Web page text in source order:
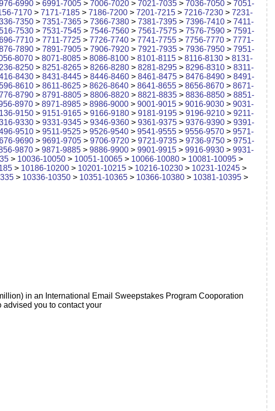
6990 > 6991-7005 > 7006-7020 > 7021-7035 > 7036-7050 > 7051-
7170 > 7171-7185 > 7186-7200 > 7201-7215 > 7216-7230 > 7231-
7350 > 7351-7365 > 7366-7380 > 7381-7395 > 7396-7410 > 7411-
7530 > 7531-7545 > 7546-7560 > 7561-7575 > 7576-7590 > 7591-
7710 > 7711-7725 > 7726-7740 > 7741-7755 > 7756-7770 > 7771-
7890 > 7891-7905 > 7906-7920 > 7921-7935 > 7936-7950 > 7951-
8070 > 8071-8085 > 8086-8100 > 8101-8115 > 8116-8130 > 8131-
8250 > 8251-8265 > 8266-8280 > 8281-8295 > 8296-8310 > 8311-
8430 > 8431-8445 > 8446-8460 > 8461-8475 > 8476-8490 > 8491-
8610 > 8611-8625 > 8626-8640 > 8641-8655 > 8656-8670 > 8671-
8790 > 8791-8805 > 8806-8820 > 8821-8835 > 8836-8850 > 8851-
8970 > 8971-8985 > 8986-9000 > 9001-9015 > 9016-9030 > 9031-
9150 > 9151-9165 > 9166-9180 > 9181-9195 > 9196-9210 > 9211-
9330 > 9331-9345 > 9346-9360 > 9361-9375 > 9376-9390 > 9391-
9510 > 9511-9525 > 9526-9540 > 9541-9555 > 9556-9570 > 9571-
9690 > 9691-9705 > 9706-9720 > 9721-9735 > 9736-9750 > 9751-
9870 > 9871-9885 > 9886-9900 > 9901-9915 > 9916-9930 > 9931-
> 10036-10050 > 10051-10065 > 10066-10080 > 10081-10095 >
> 10186-10200 > 10201-10215 > 10216-10230 > 10231-10245 >
> 10336-10350 > 10351-10365 > 10366-10380 > 10381-10395 >
in an International Email Sweepstakes Program Cooporation
advised you to contact your